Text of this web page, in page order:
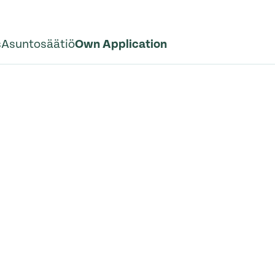
AsuntosäätiöOwn Application